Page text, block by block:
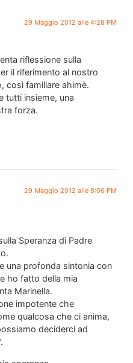
29 Maggio 2012 alle 4:28 PM
riflessione sulla
il riferimento al nostro
così familiare ahimè.
tutti insieme, una
forza.
29 Maggio 2012 alle 8:06 PM
Speranza di Padre
una profonda sintonia con
ho fatto della mia
Marinella.
impotente che
qualcosa che ci anima,
deciderci ad